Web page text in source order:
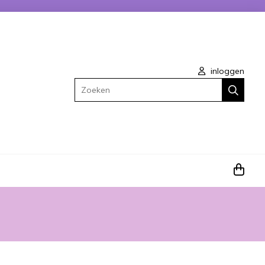
inloggen
Zoeken